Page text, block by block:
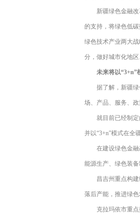
新疆绿色金融
的支持，将绿色低
绿色技术产业两大
分，做好城市化地
未来将以“3+n”
据了解，新疆
场、产品、服务、
就目前已经制
并以“3+n”模式在全
在建设绿色金
能源生产、绿色装
昌吉州重点构
落后产能，推进绿
克拉玛依市重